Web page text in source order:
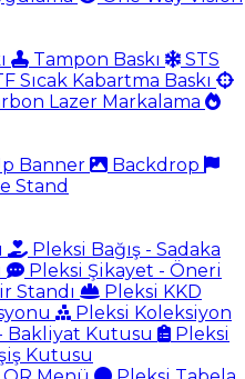
Tampon Baskı
STS
Sıcak Kabartma Baskı
Lazer Markalama
Banner
Backdrop
Stand
Pleksi Bağış - Sadaka
Pleksi Şikayet - Öneri
Standı
Pleksi KKD
Pleksi Koleksiyon
Bakliyat Kutusu
Pleksi
Kutusu